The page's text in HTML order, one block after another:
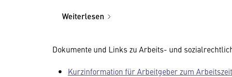
Weiterlesen
Dokumente und Links zu Arbeits- und
Kurzinformation für Arbeitgeber zum